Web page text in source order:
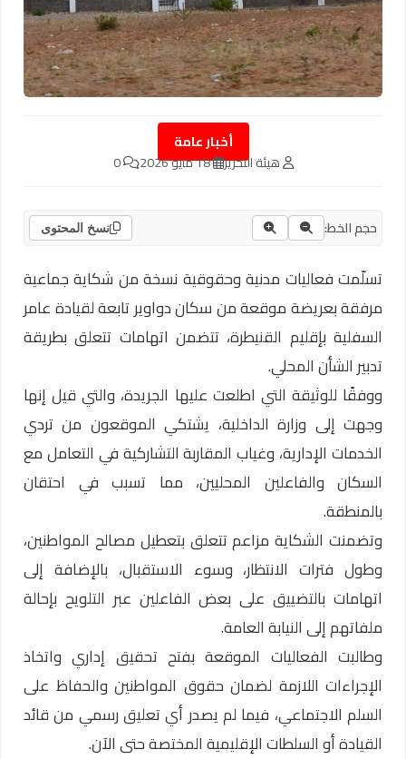
أخبار عامة
هيئة التحرير 18 مايو 2026 0
حجم الخط: نسخ المحتوى
تسلّمت فعاليات مدنية وحقوقية نسخة من شكاية جماعية
مرفقة بعريضة موقعة من سكان دواوير تابعة لقيادة عامر
السفلية بإقليم القنيطرة، تتضمن اتهامات تتعلق بطريقة
تدبير الشأن المحلي.
ووفقًا للوثيقة التي اطلعت عليها الجريدة، والتي قيل إنها
وجهت إلى وزارة الداخلية، يشتكي الموقعون من تردي
الخدمات الإدارية، وغياب المقاربة التشاركية في التعامل مع
السكان والفاعلين المحليين، مما تسبب في احتقان
بالمنطقة.
وتضمنت الشكاية مزاعم تتعلق بتعطيل مصالح المواطنين،
وطول فترات الانتظار، وسوء الاستقبال، بالإضافة إلى
اتهامات بالتضييق على بعض الفاعلين عبر التلويح بإحالة
ملفاتهم إلى النيابة العامة.
وطالبت الفعاليات الموقعة بفتح تحقيق إداري واتخاذ
الإجراءات اللازمة لضمان حقوق المواطنين والحفاظ على
السلم الاجتماعي، فيما لم يصدر أي تعليق رسمي من قائد
القيادة أو السلطات الإقليمية المختصة حتى الآن.